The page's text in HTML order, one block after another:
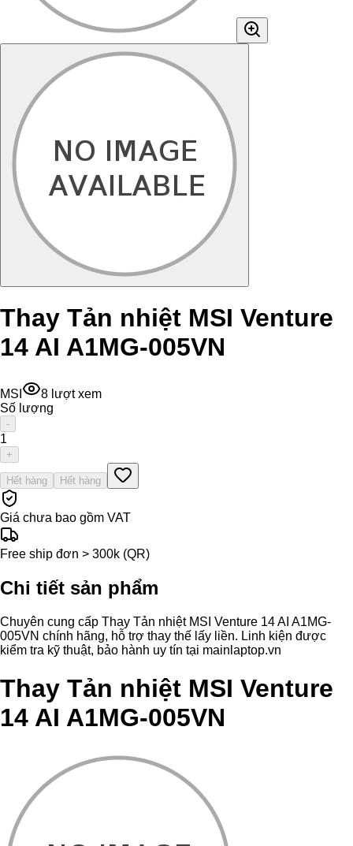
Thay Tản nhiệt MSI Venture
14 AI A1MG-005VN
MSI 8 lượt xem
Số lượng
-
1
+
Hết hàng Hết hàng
Giá chưa bao gồm VAT
Free ship đơn > 300k (QR)
Chi tiết sản phẩm
Chuyên cung cấp Thay Tản nhiệt MSI Venture 14 AI A1MG-
005VN chính hãng, hỗ trợ thay thế lấy liền. Linh kiện được
kiểm tra kỹ thuật, bảo hành uy tín tại mainlaptop.vn
Thay Tản nhiệt MSI Venture
14 AI A1MG-005VN